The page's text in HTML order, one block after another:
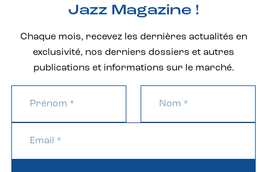
Jazz Magazine !
Chaque mois, recevez les dernières actualités en
exclusivité, nos derniers dossiers et autres
publications et informations sur le marché.